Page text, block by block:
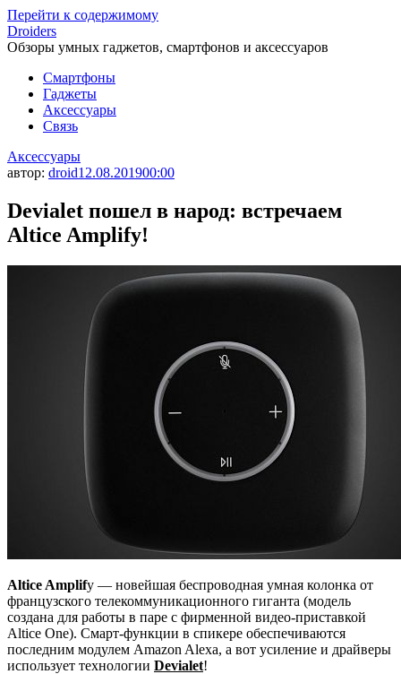
Перейти к содержимому
Droiders
Обзоры умных гаджетов, смартфонов и аксессуаров
Смартфоны
Гаджеты
Аксессуары
Связь
Аксессуары
автор: droid12.08.201900:00
Devialet пошел в народ: встречаем
Altice Amplify!
Altice Amplify — новейшая беспроводная умная колонка от
французского телекоммуникационного гиганта (модель
создана для работы в паре с фирменной видео-приставкой
Altice One). Смарт-функции в спикере обеспечиваются
последним модулем Amazon Alexa, а вот усиление и драйверы
использует технологии Devialet!